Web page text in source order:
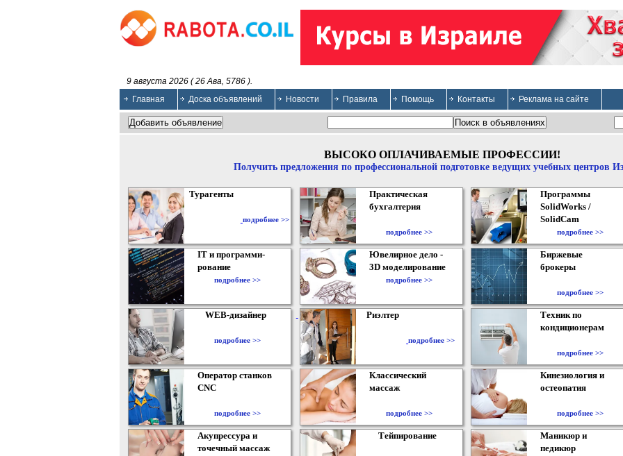
9 августа 2026 ( 26 Ава, 5786 ).
Главная
Доска объявлений Новости Правила Помощь Контакты Реклама на сайте
ВЫСОКО ОПЛАЧИВАЕМЫЕ ПРОФЕССИИ!
Получить предложения по профессиональной подготовке ведущих учебных центров
Турагенты
подробнее >>
Практическая
бухгалтерия
подробнее >>
Программы
SolidWorks /
SolidCam
подробнее >>
IT и программи-
рование
подробнее >>
Ювелирное дело -
3D моделирование
подробнее >>
Биржевые
брокеры
подробнее >>
WEB-дизайнер
подробнее >>
Риэлтер
подробнее >>
Техник по
кондиционерам
подробнее >>
Оператор станков
CNC
подробнее >>
Классический
массаж
подробнее >>
Кинезиология и
остеопатия
подробнее >>
Акупрессура и
точечный массаж
Тейпирование
Маникюр и
педикюр